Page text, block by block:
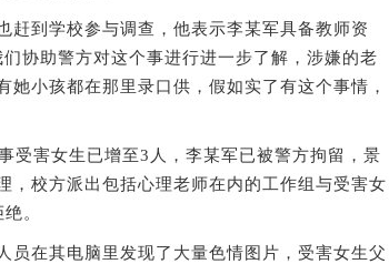
到学校参与调查，他表示李某军具备教师资
协助警方对这个事进行进一步了解，涉嫌的老
她小孩都在那里录口供，假如实了有这个事情，
害女生已增至3人，李某军已被警方拘留，景
，校方派出包括心理老师在内的工作组与受害女
。
在其电脑里发现了大量色情图片，受害女生父